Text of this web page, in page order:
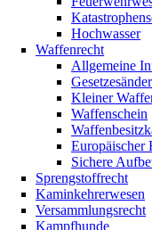
Hochwasser
Waffenrecht
Allgemeine
Kleiner
Waffenschein
Europäischer
Sichere
Sprengstoffrecht
Kaminkehrerwesen
Versammlungsrecht
Kampfhunde